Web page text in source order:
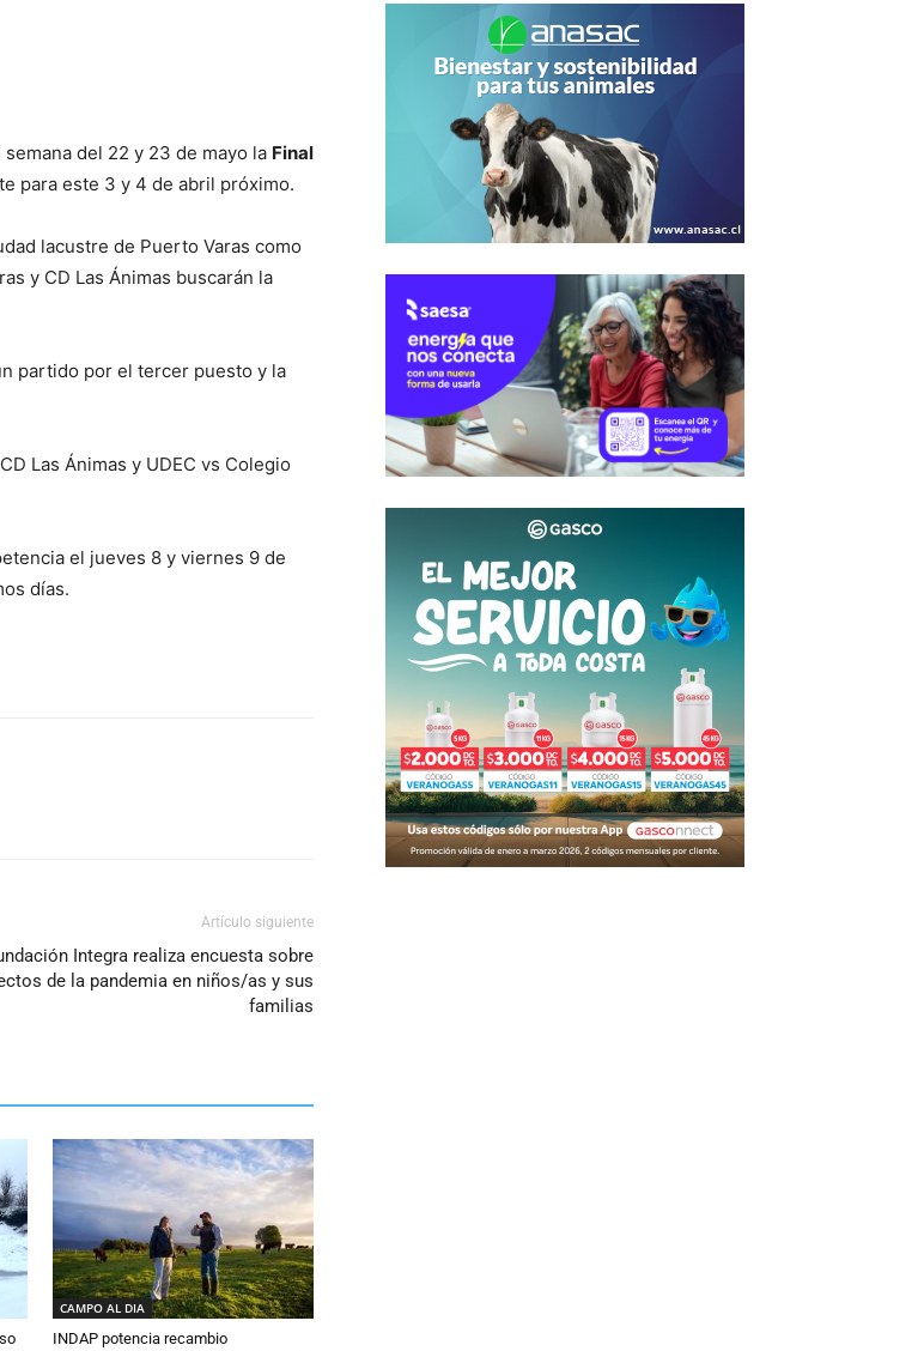
del 22 y 23 de mayo la Final
para este 3 y 4 de abril próximo.
lacustre de Puerto Varas como
y CD Las Ánimas buscarán la
partido por el tercer puesto y la
Las Ánimas y UDEC vs Colegio
el jueves 8 y viernes 9 de
días.
Artículo siguiente
Integra realiza encuesta sobre
de la pandemia en niños/as y sus
familias
CAMPO AL DIA
INDAP potencia recambio